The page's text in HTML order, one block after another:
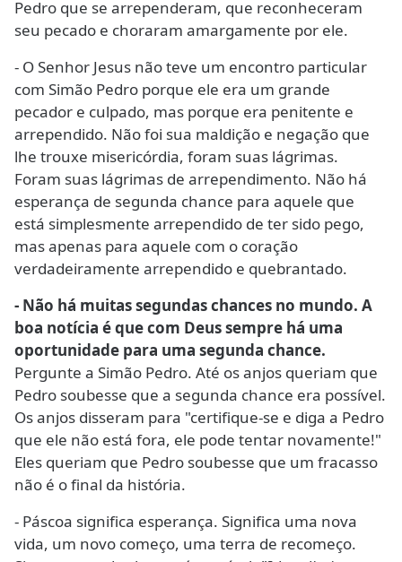
Pedro que se arrependeram, que reconheceram
seu pecado e choraram amargamente por ele.
- O Senhor Jesus não teve um encontro particular
com Simão Pedro porque ele era um grande
pecador e culpado, mas porque era penitente e
arrependido. Não foi sua maldição e negação que
lhe trouxe misericórdia, foram suas lágrimas.
Foram suas lágrimas de arrependimento. Não há
esperança de segunda chance para aquele que
está simplesmente arrependido de ter sido pego,
mas apenas para aquele com o coração
verdadeiramente arrependido e quebrantado.
- Não há muitas segundas chances no mundo. A
boa notícia é que com Deus sempre há uma
oportunidade para uma segunda chance.
Pergunte a Simão Pedro. Até os anjos queriam que
Pedro soubesse que a segunda chance era possível.
Os anjos disseram para "certifique-se e diga a Pedro
que ele não está fora, ele pode tentar novamente!"
Eles queriam que Pedro soubesse que um fracasso
não é o final da história.
- Páscoa significa esperança. Significa uma nova
vida, um novo começo, uma terra de recomeço.